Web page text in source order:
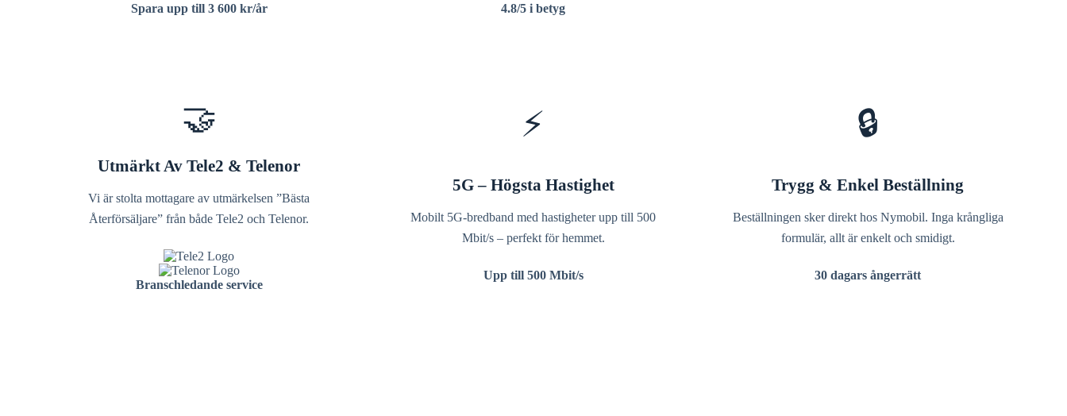
Spara upp till 3 600 kr/år 4.8/5 i betyg
🤝
Utmärkt Av Tele2 & Telenor
Vi är stolta mottagare av utmärkelsen ”Bästa
Återförsäljare” från både Tele2 och Telenor.
Branschledande service
⚡
5G – Högsta Hastighet
Mobilt 5G-bredband med hastigheter upp till 500
Mbit/s – perfekt för hemmet.
Upp till 500 Mbit/s
🔒
Trygg & Enkel Beställning
Beställningen sker direkt hos Nymobil. Inga krångliga
formulär, allt är enkelt och smidigt.
30 dagars ångerrätt